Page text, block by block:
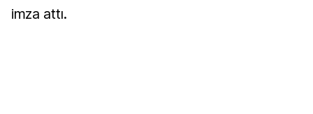
imza attı.